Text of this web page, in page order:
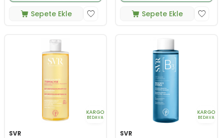
Sepete Ekle Sepete Ekle
KARGO
BEDAVA
SVR
KARGO
BEDAVA
SVR